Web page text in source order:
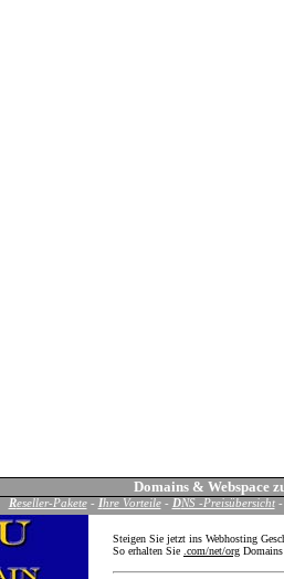
Domains& Webspace
Reseller-Pakete- Ihre Vorteile- DNS -Preisübersicht
Steigen Sie jetzt ins Webhosting
So erhalten Sie .com/net/org